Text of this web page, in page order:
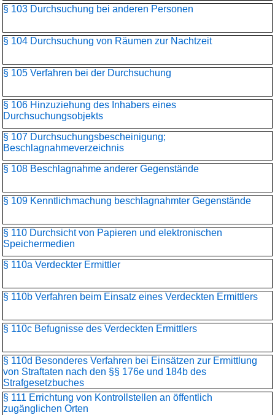
§ 103 Durchsuchung bei anderen Personen
§ 104 Durchsuchung von Räumen zur Nachtzeit
§ 105 Verfahren bei der Durchsuchung
§ 106 Hinzuziehung des Inhabers eines
Durchsuchungsobjekts
§ 107 Durchsuchungsbescheinigung;
Beschlagnahmeverzeichnis
§ 108 Beschlagnahme anderer Gegenstände
§ 109 Kenntlichmachung beschlagnahmter Gegenstände
§ 110 Durchsicht von Papieren und elektronischen
Speichermedien
§ 110a Verdeckter Ermittler
§ 110b Verfahren beim Einsatz eines Verdeckten Ermittlers
§ 110c Befugnisse des Verdeckten Ermittlers
§ 110d Besonderes Verfahren bei Einsätzen zur Ermittlung
von Straftaten nach den §§ 176e und 184b des
Strafgesetzbuches
§ 111 Errichtung von Kontrollstellen an öffentlich
zugänglichen Orten